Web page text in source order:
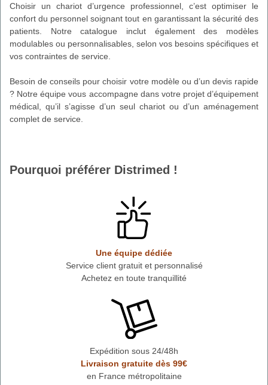
Choisir un chariot d’urgence professionnel, c’est optimiser le
confort du personnel soignant tout en garantissant la sécurité des
patients. Notre catalogue inclut également des modèles
modulables ou personnalisables, selon vos besoins spécifiques et
vos contraintes de service.
Besoin de conseils pour choisir votre modèle ou d’un devis rapide
? Notre équipe vous accompagne dans votre projet d’équipement
médical, qu’il s’agisse d’un seul chariot ou d’un aménagement
complet de service.
Pourquoi préférer Distrimed !
Une équipe dédiée
Service client gratuit et personnalisé
Achetez en toute tranquillité
Expédition sous 24/48h
Livraison gratuite dès 99€
en France métropolitaine